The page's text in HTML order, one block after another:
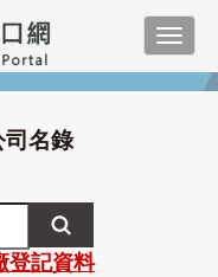
司名錄
登記資料